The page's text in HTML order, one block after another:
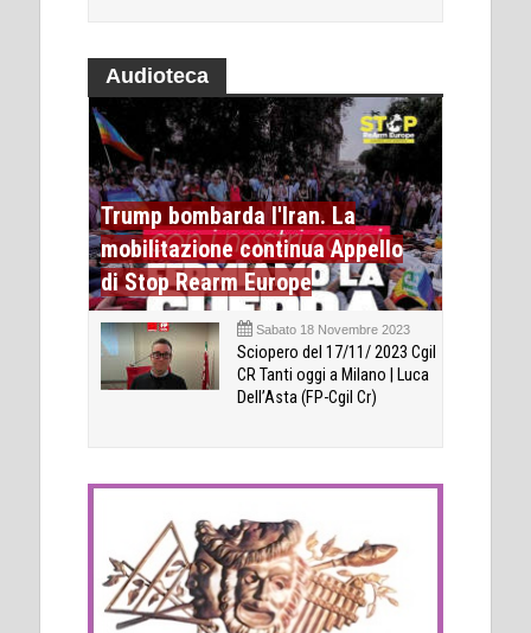
Audioteca
Trump bombarda l'Iran. La
mobilitazione continua Appello
di Stop Rearm Europe
Sabato 18 Novembre 2023
Sciopero del 17/11/ 2023 Cgil
CR Tanti oggi a Milano | Luca
Dell’Asta (FP-Cgil Cr)